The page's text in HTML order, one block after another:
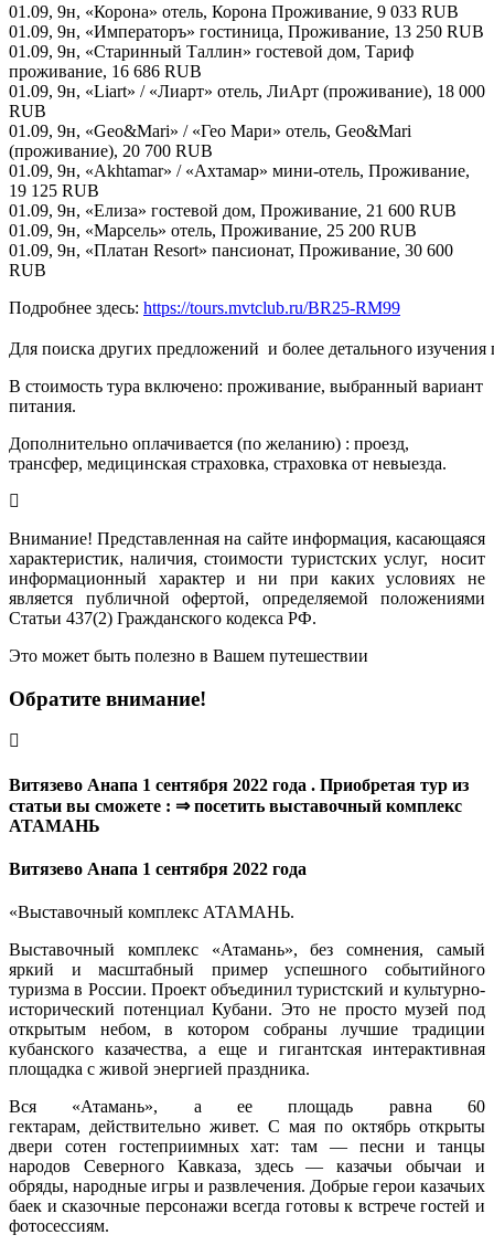
01.09, 9н, «Корона» отель, Корона Проживание, 9 033 RUB
01.09, 9н, «Императоръ» гостиница, Проживание, 13 250 RUB
01.09, 9н, «Старинный Таллин» гостевой дом, Тариф
проживание, 16 686 RUB
01.09, 9н, «Liart» / «Лиарт» отель, ЛиАрт (проживание), 18 000
RUB
01.09, 9н, «Geo&Mari» / «Гео Мари» отель, Geo&Mari
(проживание), 20 700 RUB
01.09, 9н, «Akhtamar» / «Ахтамар» мини-отель, Проживание,
19 125 RUB
01.09, 9н, «Елиза» гостевой дом, Проживание, 21 600 RUB
01.09, 9н, «Марсель» отель, Проживание, 25 200 RUB
01.09, 9н, «Платан Resort» пансионат, Проживание, 30 600
RUB
Подробнее здесь: https://tours.mvtclub.ru/BR25-RM99
Для поиска других предложений  и более детального
В стоимость тура включено: проживание, выбранный вариант
питания.
Дополнительно оплачивается (по желанию) : проезд,
трансфер, медицинская страховка, страховка от невыезда.
Внимание! Представленная на сайте информация, касающаяся
характеристик, наличия, стоимости туристских услуг, носит
информационный характер и ни при каких условиях не
является публичной офертой, определяемой положениями
Статьи 437(2) Гражданского кодекса РФ.
Это может быть полезно в Вашем путешествии
Обратите внимание!
Витязево Анапа 1 сентября 2022 года . Приобретая тур из
статьи вы сможете : ⇒ посетить выставочный комплекс
АТАМАНЬ
Витязево Анапа 1 сентября 2022 года
«Выставочный комплекс АТАМАНЬ.
Выставочный комплекс «Атамань», без сомнения, самый
яркий и масштабный пример успешного событийного
туризма в России. Проект объединил туристский и культурно-
исторический потенциал Кубани. Это не просто музей под
открытым небом, в котором собраны лучшие традиции
кубанского казачества, а еще и гигантская интерактивная
площадка с живой энергией праздника.
Вся «Атамань», а ее площадь равна 60
гектарам, действительно живет. С мая по октябрь открыты
двери сотен гостеприимных хат: там — песни и танцы
народов Северного Кавказа, здесь — казачьи обычаи и
обряды, народные игры и развлечения. Добрые герои казачьих
баек и сказочные персонажи всегда готовы к встрече гостей и
фотосессиям.